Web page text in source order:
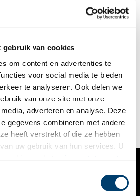
gebruik van cookies
om content en advertenties te
voor social media te bieden
te analyseren. Ook delen we
van onze site met onze
adverteren en analyse. Deze
gegevens combineren met andere
heeft verstrekt of die ze hebben
uw gebruik van hun services. U
unieke Hondiuskaart uit 1602 door
Kaap Hoorn-vaarders overgedragen
Westfries Museum. Het Hoornse
kaart een hoofdrol in de
na heropening medio 2027. Zo wordt
de Stichting Nederlandse Kaap
voortgezet: het verhaal van de
levend houden.